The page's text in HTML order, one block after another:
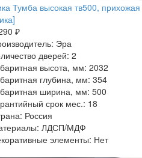
Тумба высокая тв500, прихожая
₽
Эра
дверей: 2
высота, мм: 2032
глубина, мм: 354
ширина, мм: 500
срок мес.: 18
Россия
ЛДСП/МДФ
элементы: Нет